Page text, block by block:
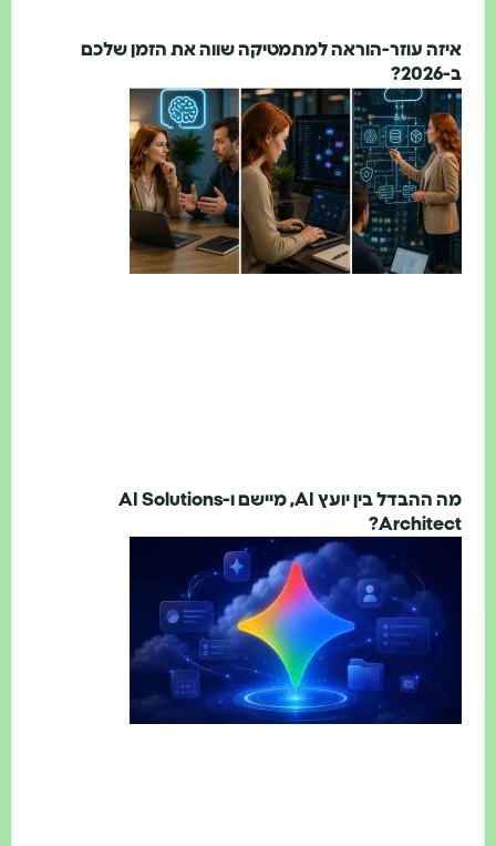
עוזר-הוראה למתמטיקה שווה את הזמן שלכם
מה ההבדל בין יועץ AI, מיישם ו-AI Solutions